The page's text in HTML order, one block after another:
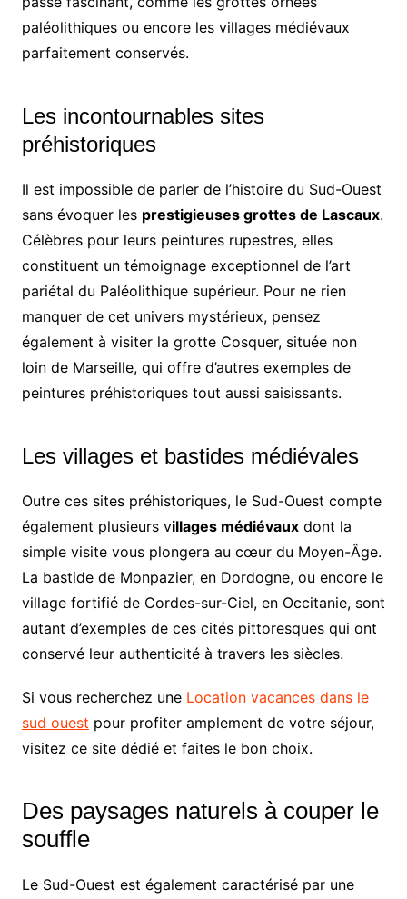
paléolithiques ou encore les villages médiévaux
parfaitement conservés.
Les incontournables sites
préhistoriques
Il est impossible de parler de l’histoire du Sud-Ouest
sans évoquer les prestigieuses grottes de Lascaux.
Célèbres pour leurs peintures rupestres, elles
constituent un témoignage exceptionnel de l’art
pariétal du Paléolithique supérieur. Pour ne rien
manquer de cet univers mystérieux, pensez
également à visiter la grotte Cosquer, située non
loin de Marseille, qui offre d’autres exemples de
peintures préhistoriques tout aussi saisissants.
Les villages et bastides médiévales
Outre ces sites préhistoriques, le Sud-Ouest compte
également plusieurs villages médiévauxdont la
simple visite vous plongera au cœur du Moyen-Âge.
La bastide de Monpazier, en Dordogne, ou encore le
village fortifié de Cordes-sur-Ciel, en Occitanie, sont
autant d’exemples de ces cités pittoresques qui ont
conservé leur authenticité à travers les siècles.
Si vous recherchez une Location vacances dans le
sud ouest pour profiter amplement de votre séjour,
visitez ce site dédié et faites le bon choix.
Des paysages naturels à couper le
souffle
Le Sud-Ouest est également caractérisé par une